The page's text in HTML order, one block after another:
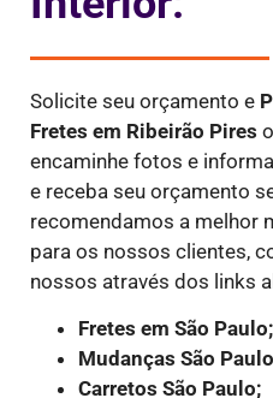
Solicite seu orçamento e
Fretes em Ribeirão Pires
encaminhe fotos e
e receba seu orçamento
recomendamos a melhor
para os nossos clientes,
nossos através dos links
Fretes em São Paulo;
Mudanças São
Carretos São Paulo;